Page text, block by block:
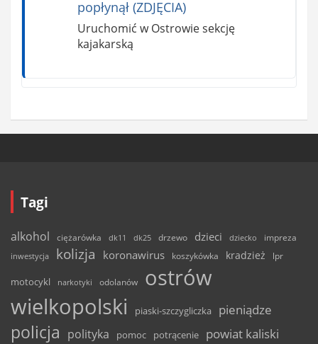
popłynął (ZDJĘCIA)
Uruchomić w Ostrowie sekcję
kajakarską
Tagi
alkohol ciężarówka dk11 dk25 drzewo dzieci dziecko
impreza
inwestycja
kolizja koronawirus koszykówka kradzież lpr
motocykl narkotyki odolanów
ostrów
wielkopolski
piaski-szczygliczka pieniądze
policja polityka pomoc potrącenie powiat kaliski